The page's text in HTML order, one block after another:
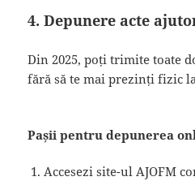
4. Depunere acte
Din 2025, poți trimite toate
fără să te mai prezinți fizic
Pașii pentru depunerea
Accesezi site-ul AJOFM